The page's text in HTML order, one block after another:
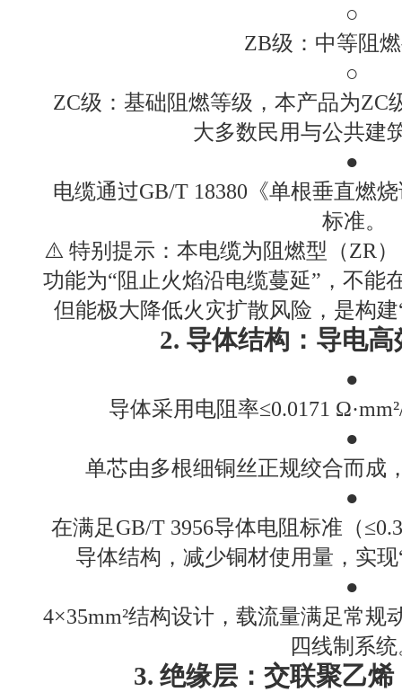
○
ZB级：中等阻
○
ZC级：基础阻燃等级，本产品为ZC
大多数民用与公共建
●
电缆通过GB/T 18380《单根垂直燃
标准。
⚠️ 特别提示：本电缆为阻燃型（ZR
功能为“阻止火焰沿电缆蔓延”，不能
但能极大降低火灾扩散风险，是构
2. 导体结构：导电
●
导体采用电阻率≤0.0171
●
单芯由多根细铜丝正规绞合而成
●
在满足GB/T 3956导体电阻标准（
导体结构，减少铜材使用量，实
●
4×35mm²结构设计，载流量满足常
四线制系
3. 绝缘层：交联聚乙